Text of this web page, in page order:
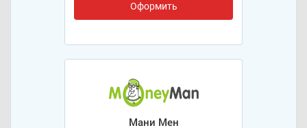
Оформить
Мани Мен